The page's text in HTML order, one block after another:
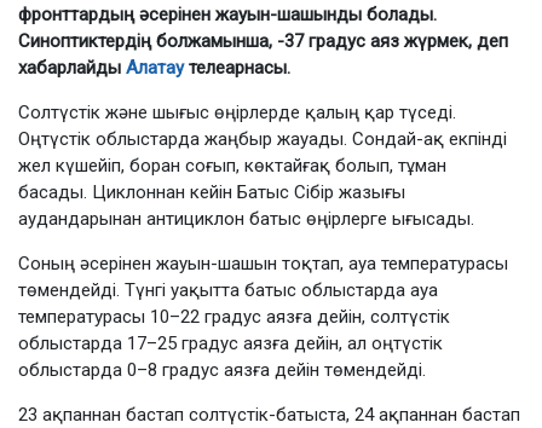
фронттардың әсерінен жауын-шашынды болады.
Синоптиктердің болжамынша, -37 градус аяз жүрмек, деп
хабарлайды Алатаутелеарнасы.
Солтүстік және шығыс өңірлерде қалың қар түседі.
Оңтүстік облыстарда жаңбыр жауады. Сондай-ақ екпінді
жел күшейіп, боран соғып, көктайғақ болып, тұман
басады. Циклоннан кейін Батыс Сібір жазығы
аудандарынан антициклон батыс өңірлерге ығысады.
Соның әсерінен жауын-шашын тоқтап, ауа температурасы
төмендейді. Түнгі уақытта батыс облыстарда ауа
температурасы 10–22 градус аязға дейін, солтүстік
облыстарда 17–25 градус аязға дейін, ал оңтүстік
облыстарда 0–8 градус аязға дейін төмендейді.
23 ақпаннан бастап солтүстік-батыста, 24 ақпаннан бастап